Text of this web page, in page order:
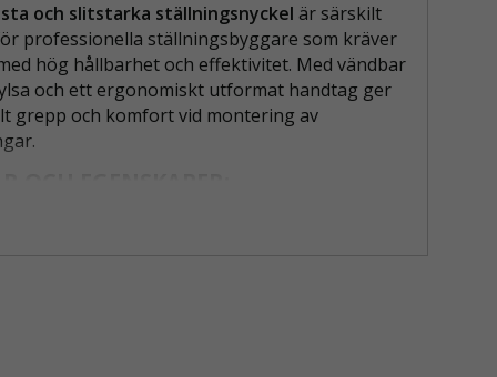
och slitstarka ställningsnyckel är särskilt
professionella ställningsbyggare som kräver
hög hållbarhet och effektivitet. Med vändbar
och ett ergonomiskt utformat handtag ger
grepp och komfort vid montering av